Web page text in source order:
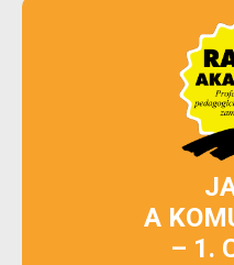
A
– 1.